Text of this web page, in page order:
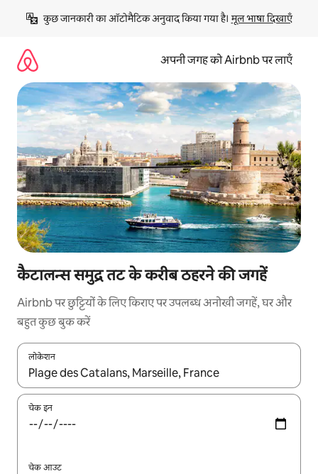
छोड़कर
कॉन्टेंट
कुछ जानकारी का ऑटोमैटिक अनुवाद किया गया है। मूल भाषा दिखाएँ
अपनी जगह को Airbnb पर लाएँ
कैटालन्स समुद्र तट के करीब ठहरने की जगहें
Airbnb पर छुट्टियों के लिए किराए पर उपलब्ध अनोखी जगहें, घर और
बहुत कुछ बुक करें
लोकेशन
नतीजों के उपलब्ध होने पर, अप और डाउन 'ऐरो की' का इस्तेमाल करके नेविगेट
चेक इन
चेक आउट